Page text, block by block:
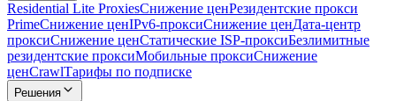
Residential Lite ProxiesСнижение ценРезидентские прокси
PrimeСнижение ценIPv6-проксиСнижение ценДата-центр
проксиСнижение ценСтатические ISP-проксиБезлимитные
резидентские проксиМобильные проксиСнижение
ценCrawlТарифы по подписке
Решения